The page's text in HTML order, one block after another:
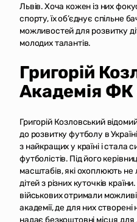
Львів. Хоча кожен із них
спорту, їх об’єднує спільне
можливостей для розвитку
молодих талантів.
Григорій
Академія ФК
Григорій Козловський
до розвитку футболу в
з найкращих у країні і стала
футболістів. Під його
масштабів, які охоплюють
дітей з різних куточків
військових отримали
академії, де для них
надає безкоштовні місця для